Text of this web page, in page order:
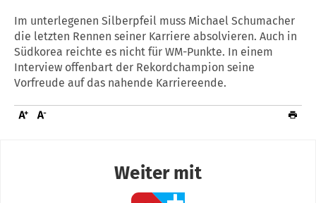
Im unterlegenen Silberpfeil muss Michael Schumacher
die letzten Rennen seiner Karriere absolvieren. Auch in
Südkorea reichte es nicht für WM-Punkte. In einem
Interview offenbart der Rekordchampion seine
Vorfreude auf das nahende Karriereende.